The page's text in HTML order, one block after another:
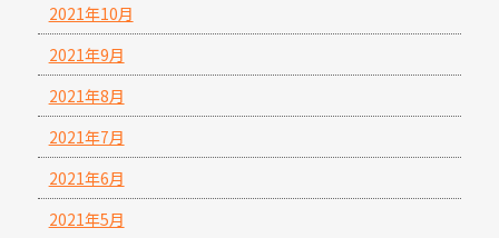
2021年10月
2021年9月
2021年8月
2021年7月
2021年6月
2021年5月